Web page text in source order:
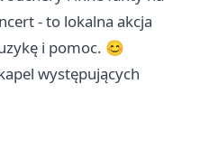
- to lokalna akcja
i pomoc. 😊
występujących